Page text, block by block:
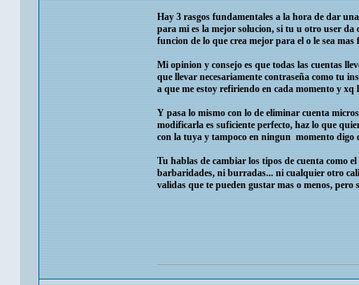
Hay 3 rasgos fundamentales a la hora de dar
para mi es la mejor solucion, si tu u otro user
funcion de lo que crea mejor para el o le sea mas
Mi opinion y consejo es que todas las cuentas
que llevar necesariamente contraseña como tu
a que me estoy refiriendo en cada momento y xq
Y pasa lo mismo con lo de eliminar cuenta
modificarla es suficiente perfecto, haz lo que
con la tuya y tampoco en ningun momento digo
Tu hablas de cambiar los tipos de cuenta como
barbaridades, ni burradas... ni cualquier otro
validas que te pueden gustar mas o menos,